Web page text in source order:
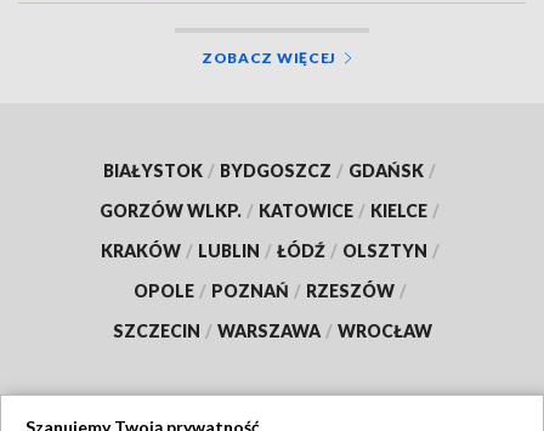
ZOBACZ WIĘCEJ
BIAŁYSTOK / BYDGOSZCZ / GDAŃSK /
GORZÓW WLKP. / KATOWICE / KIELCE /
KRAKÓW / LUBLIN / ŁÓDŹ / OLSZTYN /
OPOLE / POZNAŃ / RZESZÓW /
SZCZECIN / WARSZAWA / WROCŁAW
Szanujemy Twoją prywatność